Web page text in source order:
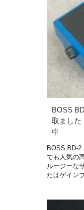
BOSS
取ました
中
BOSS BD-
でも人気の
ルージーな
たはゲイン